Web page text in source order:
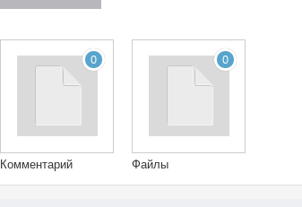
0
Комментарий
0
Файлы